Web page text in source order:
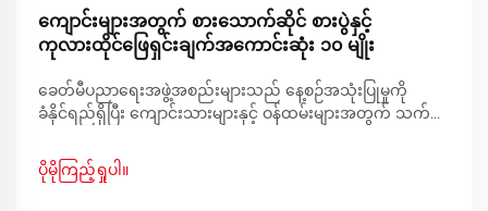
ကျောင်းများအတွက် စားသောက်ဆိုင် စားပွဲနှင့်
ကုလားထိုင်ဖြေရှင်းချက်အကောင်းဆုံး ၁၀ မျိုး
ခေတ်မီပညာရေးအဖွဲ့အစည်းများသည် နေ့စဉ်အသုံးပြုမှုကို
ခံနိုင်ရည်ရှိပြီး ကျောင်းသားများနှင့် ဝန်ထမ်းများအတွက် သက်
သော ပရိဘောဂများကို လိုအပ်ပါသည်။ ကျောင်းများ၏
စားသောက်ဆိုင်နှင့် ထမင်းစားခန်းများသည် ကျောင်းသားများ
ပိုမိုကြည့်ရှုပါ။